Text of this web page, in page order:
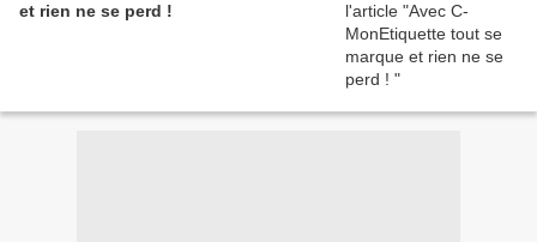
et rien ne se perd !